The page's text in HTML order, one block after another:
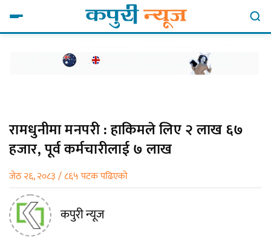
रामधुनीमा मनपरी : हाकिमले लिए २ लाख ६७
हजार, पूर्व कर्मचारीलाई ७ लाख
जेठ २६, २०८३ / ८६५ पटक पढिएको
कपुरी न्यूज